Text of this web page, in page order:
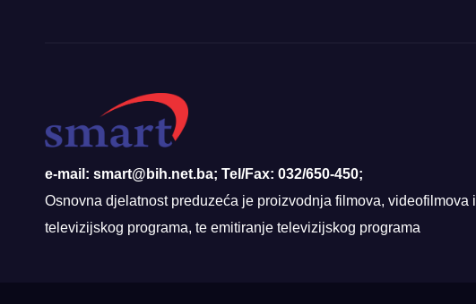
e-mail: smart@bih.net.ba; Tel/Fax: 032/650-450;
Osnovna djelatnost preduzeća je proizvodnja filmova, videofilmova i
televizijskog programa, te emitiranje televizijskog programa